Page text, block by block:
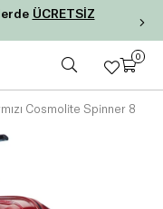
ÜCRETSİZ
0